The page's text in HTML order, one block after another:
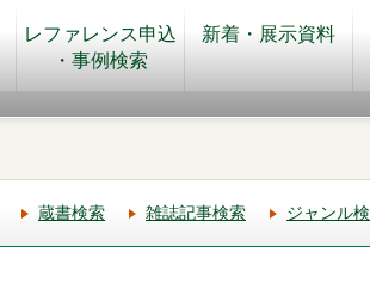
レファレンス申込
・事例検索
新着・展示資料
蔵書検索 雑誌記事検索 ジャンル